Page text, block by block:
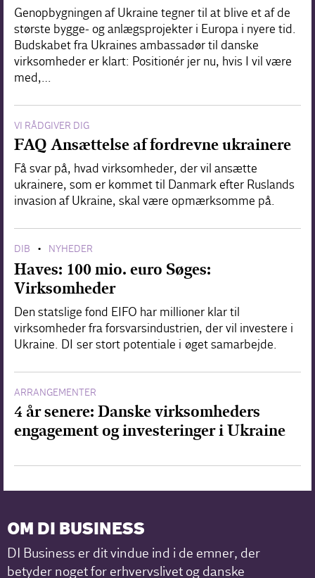
Genopbygningen af Ukraine tegner til at blive et af de
største bygge- og anlægsprojekter i Europa i nyere tid.
Budskabet fra Ukraines ambassadør til danske
virksomheder er klart: Positionér jer nu, hvis I vil være
med,…
VI RÅDGIVER DIG
FAQ Ansættelse af fordrevne ukrainere
Få svar på, hvad virksomheder, der vil ansætte
ukrainere, som er kommet til Danmark efter Ruslands
invasion af Ukraine, skal være opmærksomme på.
DIB • NYHEDER
Haves: 100 mio. euro Søges:
Virksomheder
Den statslige fond EIFO har millioner klar til
virksomheder fra forsvarsindustrien, der vil investere i
Ukraine. DI ser stort potentiale i øget samarbejde.
ARRANGEMENTER
4 år senere: Danske virksomheders
engagement og investeringer i Ukraine
OM DI BUSINESS
DI Business er dit vindue ind i de emner, der
betyder noget for erhvervslivet og danske